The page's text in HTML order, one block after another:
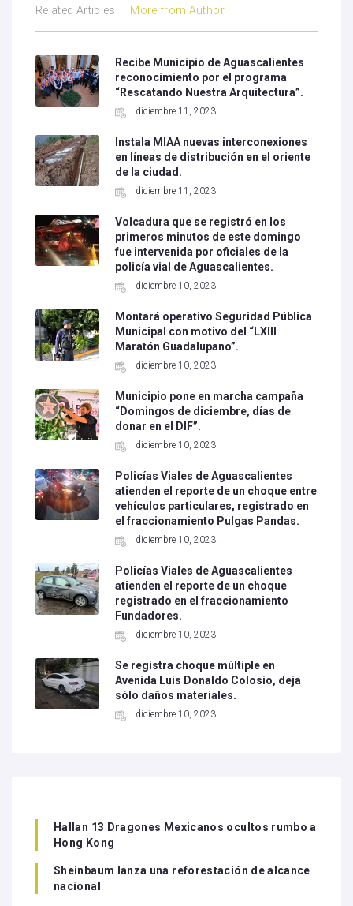
Related Articles More from Author
Recibe Municipio de Aguascalientes
reconocimiento por el programa
“Rescatando Nuestra Arquitectura”.
diciembre 11, 2023
Instala MIAA nuevas interconexiones
en líneas de distribución en el oriente
de la ciudad.
diciembre 11, 2023
Volcadura que se registró en los
primeros minutos de este domingo
fue intervenida por oficiales de la
policía vial de Aguascalientes.
diciembre 10, 2023
Montará operativo Seguridad Pública
Municipal con motivo del “LXIII
Maratón Guadalupano”.
diciembre 10, 2023
Municipio pone en marcha campaña
“Domingos de diciembre, días de
donar en el DIF”.
diciembre 10, 2023
Policías Viales de Aguascalientes
atienden el reporte de un choque entre
vehículos particulares, registrado en
el fraccionamiento Pulgas Pandas.
diciembre 10, 2023
Policías Viales de Aguascalientes
atienden el reporte de un choque
registrado en el fraccionamiento
Fundadores.
diciembre 10, 2023
Se registra choque múltiple en
Avenida Luis Donaldo Colosio, deja
sólo daños materiales.
diciembre 10, 2023
Hallan 13 Dragones Mexicanos ocultos rumbo a
Hong Kong
Sheinbaum lanza una reforestación de alcance
nacional